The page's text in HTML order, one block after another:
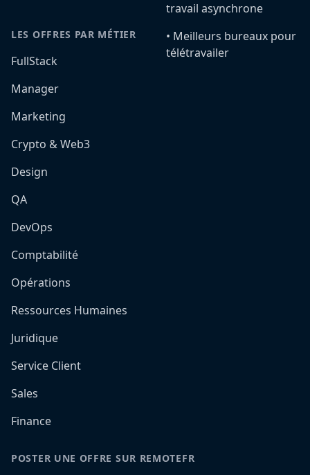
LES OFFRES PAR MÉTIER
FullStack
Manager
Marketing
Crypto & Web3
Design
QA
DevOps
Comptabilité
Opérations
Ressources Humaines
Juridique
Service Client
Sales
Finance
travail asynchrone
•️ Meilleurs bureaux pour
télétravailer
POSTER UNE OFFRE SUR REMOTEFR